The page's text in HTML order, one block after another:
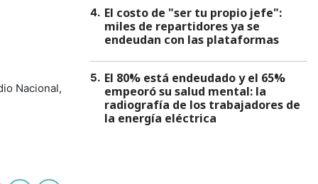
Nacional,
4. El costo de "ser tu propio jefe":
miles de repartidores ya se
endeudan con las plataformas
5. El 80% está endeudado y el 65%
empeoró su salud mental: la
radiografía de los trabajadores de
la energía eléctrica